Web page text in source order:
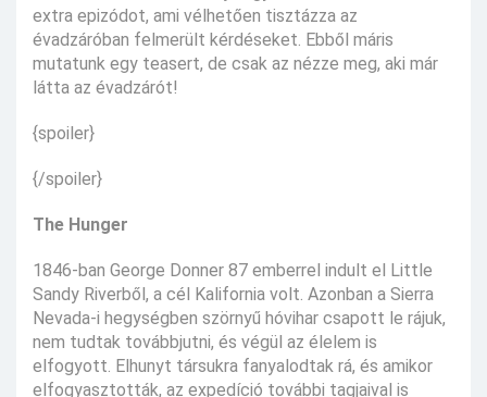
extra epizódot, ami vélhetően tisztázza az
évadzáróban felmerült kérdéseket. Ebből máris
mutatunk egy teasert, de csak az nézze meg, aki már
látta az évadzárót!
{spoiler}
{/spoiler}
The Hunger
1846-ban George Donner 87 emberrel indult el Little
Sandy Riverből, a cél Kalifornia volt. Azonban a Sierra
Nevada-i hegységben szörnyű hóvihar csapott le rájuk,
nem tudtak továbbjutni, és végül az élelem is
elfogyott. Elhunyt társukra fanyalodtak rá, és amikor
elfogyasztották, az expedíció további tagjaival is